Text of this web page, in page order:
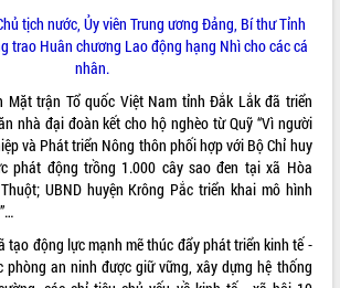
Sơn Hòa
khăn trong
và Môi
khảo sát
đóng gói
biến các
và xúc
tịch nước, Ủy viên Trung ương Đảng, Bí thư Tỉnh
trao Huân chương Lao động hạng Nhì cho các cá
nhân.
Mặt trận Tổ quốc Việt Nam tỉnh Đắk Lắk đã triển
nhà đại đoàn kết cho hộ nghèo từ Quỹ “Vì người
và Phát triển Nông thôn phối hợp với Bộ Chỉ huy
phát động trồng 1.000 cây sao đen tại xã Hòa
UBND huyện Krông Pắc triển khai mô hình
tạo động lực mạnh mẽ thúc đẩy phát triển kinh tế -
phòng an ninh được giữ vững, xây dựng hệ thống